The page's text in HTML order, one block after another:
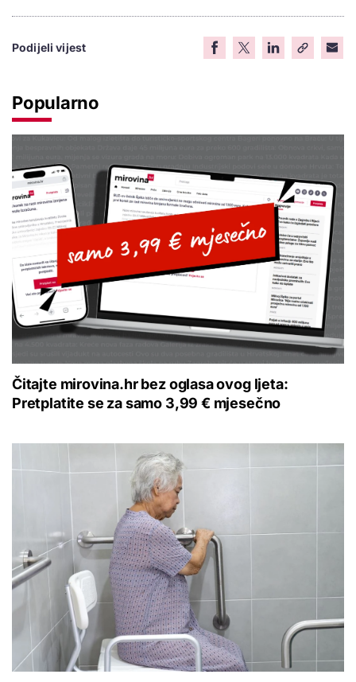
Podijeli vijest
Popularno
Čitajte mirovina.hr bez oglasa ovog ljeta:
Pretplatite se za samo 3,99 € mjesečno